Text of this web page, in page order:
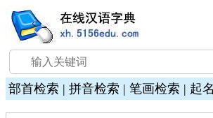
部首检索 | 拼音检索 | 笔画检索 | 起名